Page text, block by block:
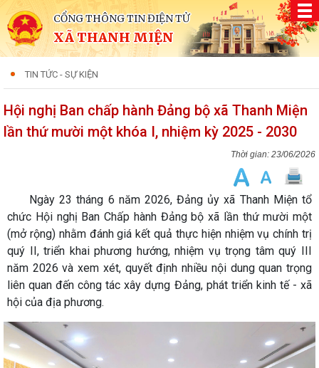
CỔNG THÔNG TIN ĐIỆN TỬ
XÃ THANH MIỆN
TIN TỨC - SỰ KIỆN
Hội nghị Ban chấp hành Đảng bộ xã Thanh Miện
lần thứ mười một khóa I, nhiệm kỳ 2025 - 2030
23/06/2026
Ngày 23 tháng 6 năm 2026, Đảng ủy xã Thanh Miện tổ
chức Hội nghị Ban Chấp hành Đảng bộ xã lần thứ mười một
(mở rộng) nhằm đánh giá kết quả thực hiện nhiệm vụ chính trị
quý II, triển khai phương hướng, nhiệm vụ trọng tâm quý III
năm 2026 và xem xét, quyết định nhiều nội dung quan trọng
liên quan đến công tác xây dựng Đảng, phát triển kinh tế - xã
hội của địa phương.